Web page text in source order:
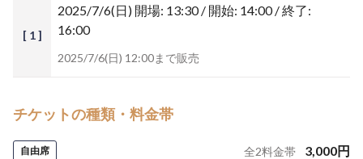
[ 1 ]
2025/7/6(日) 開場: 13:30 / 開始: 14:00 / 終了:
16:00
2025/7/6(日) 12:00まで販売
チケットの種類・料金帯
自由席 全2料金帯 3,000円